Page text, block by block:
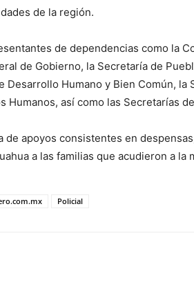
de la región.
de dependencias como la
de Gobierno, la Secretaría de
Desarrollo Humano y Bien Común, la
Humanos, así como las Secretarías
de apoyos consistentes en
a las familias que acudieron a la
Policial